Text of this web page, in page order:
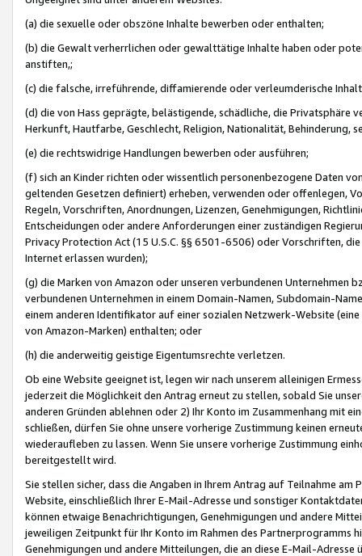
(a) die sexuelle oder obszöne Inhalte bewerben oder enthalten;
(b) die Gewalt verherrlichen oder gewalttätige Inhalte haben oder
anstiften,;
(c) die falsche, irreführende, diffamierende oder verleumderische
(d) die von Hass geprägte, belästigende, schädliche, die Privatsphäre
Herkunft, Hautfarbe, Geschlecht, Religion, Nationalität, Behinderung,
(e) die rechtswidrige Handlungen bewerben oder ausführen;
(f) sich an Kinder richten oder wissentlich personenbezogene Daten
geltenden Gesetzen definiert) erheben, verwenden oder offenlegen,
Regeln, Vorschriften, Anordnungen, Lizenzen, Genehmigungen,
Entscheidungen oder andere Anforderungen einer zuständigen
Privacy Protection Act (15 U.S.C. §§ 6501-6506) oder Vorschriften,
Internet erlassen wurden);
(g) die Marken von Amazon oder unseren verbundenen Unternehmen
verbundenen Unternehmen in einem Domain-Namen, Subdomain-
einem anderen Identifikator auf einer sozialen Netzwerk-Website
von Amazon-Marken) enthalten; oder
(h) die anderweitig geistige Eigentumsrechte verletzen.
Ob eine Website geeignet ist, legen wir nach unserem alleinigen
jederzeit die Möglichkeit den Antrag erneut zu stellen, sobald Sie
anderen Gründen ablehnen oder 2) Ihr Konto im Zusammenhang mit
schließen, dürfen Sie ohne unsere vorherige Zustimmung keinen
wiederaufleben zu lassen. Wenn Sie unsere vorherige Zustimmung
bereitgestellt wird.
Sie stellen sicher, dass die Angaben in Ihrem Antrag auf Teilnahme
Website, einschließlich Ihrer E-Mail-Adresse und sonstiger
können etwaige Benachrichtigungen, Genehmigungen und andere
jeweiligen Zeitpunkt für Ihr Konto im Rahmen des Partnerprogramms
Genehmigungen und andere Mitteilungen, die an diese E-Mail-